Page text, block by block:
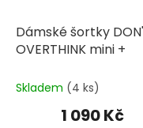
Dámské šortky
OVERTHINK mini +
Skladem (4 ks)
1 090 Kč